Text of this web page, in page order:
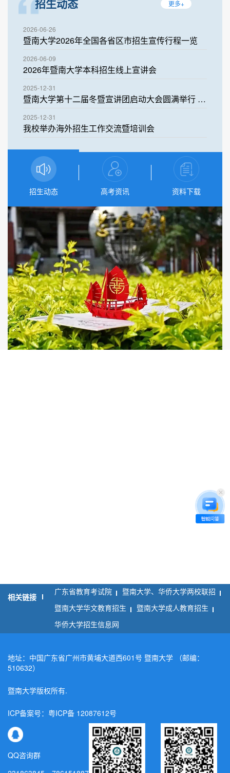
招生动态 更多+
2026-06-26
暨南大学2026年全国各省区市招生宣传行程一览
2026-06-09
2026年暨南大学本科招生线上宣讲会
2025-12-31
暨南大学第十二届冬暨宣讲团启动大会圆满举行 队长集结蓄势待发
2025-12-31
我校举办海外招生工作交流暨培训会
招生动态 高考资讯 资料下载
相关链接
广东省教育考试院 暨南大学、华侨大学两校联招
暨南大学华文教育招生 暨南大学成人教育招生
华侨大学招生信息网
地址：中国广东省广州市黄埔大道西601号 暨南大学 （邮编：
510632）
暨南大学版权所有.
ICP备案号：粤ICP备 12087612号
QQ咨询群